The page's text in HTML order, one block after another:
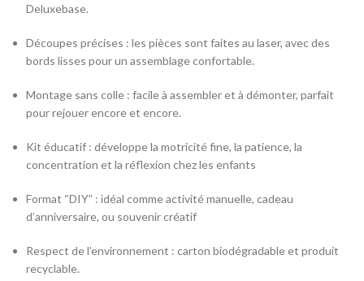
Deluxebase.
Découpes précises : les pièces sont faites au laser, avec des
bords lisses pour un assemblage confortable.
Montage sans colle : facile à assembler et à démonter, parfait
pour rejouer encore et encore.
Kit éducatif : développe la motricité fine, la patience, la
concentration et la réflexion chez les enfants
Format “DIY” : idéal comme activité manuelle, cadeau
d’anniversaire, ou souvenir créatif
Respect de l’environnement : carton biodégradable et produit
recyclable.